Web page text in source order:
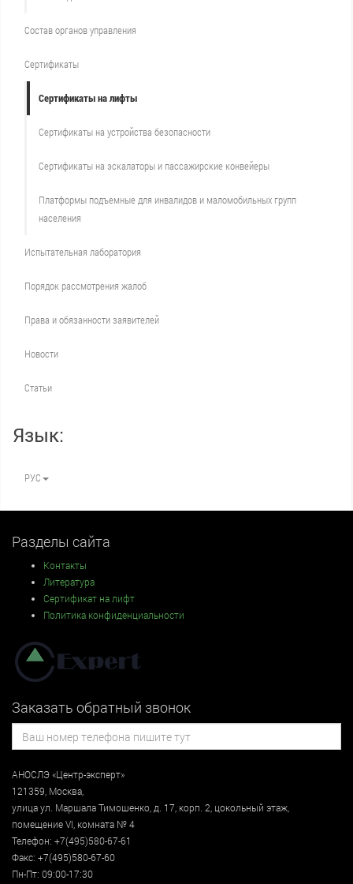
Состав органов управления
Сертификаты
Сертификаты на лифты
Сертификаты на устройства безопасности
Сертификаты на эскалаторы и пассажирские конвейеры
Платформы подъемные для инвалидов и маломобильных групп
населения
Испытательная лаборатория
Порядок рассмотрения жалоб
Права и обязанности заявителей
Новости
Статьи
Язык:
РУС
Разделы сайта
Контакты
Литература
Сертификат на лифт
Политика конфиденциальности
Заказать обратный звонок
АНОСЛЭ «Центр-эксперт»
121359, Москва,
улицаул. Маршала Тимошенко, д. 17, корп. 2, цокольный этаж,
помещение VI, комната № 4
Телефон: +7(495)580-67-61
Факс: +7(495)580-67-60
Пн-Пт: 09:00-17:30